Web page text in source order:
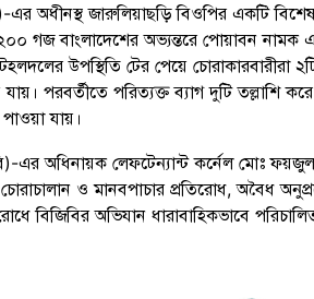
এর অধীনস্থ জারুলিয়াছড়ি বিওপির একটি
গজ বাংলাদেশের অভ্যন্তরে পোয়াবন নামক
উপস্থিতি টের পেয়ে চোরাকারবারীরা
যায়। পরবর্তীতে পরিত্যক্ত ব্যাগ দুটি তল্লাশি
যায়।
এর অধিনায়ক লেফটেন্যান্ট কর্নেল মোঃ
চোরাচালান ও মানবপাচার প্রতিরোধ, অবৈধ
বিজিবির অভিযান ধারাবাহিকভাবে